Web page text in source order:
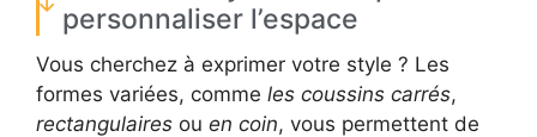
personnaliser l’espace
Vous cherchez à exprimer votre style ? Les
formes variées, comme les coussins carrés,
rectangulaires ou en coin, vous permettent de